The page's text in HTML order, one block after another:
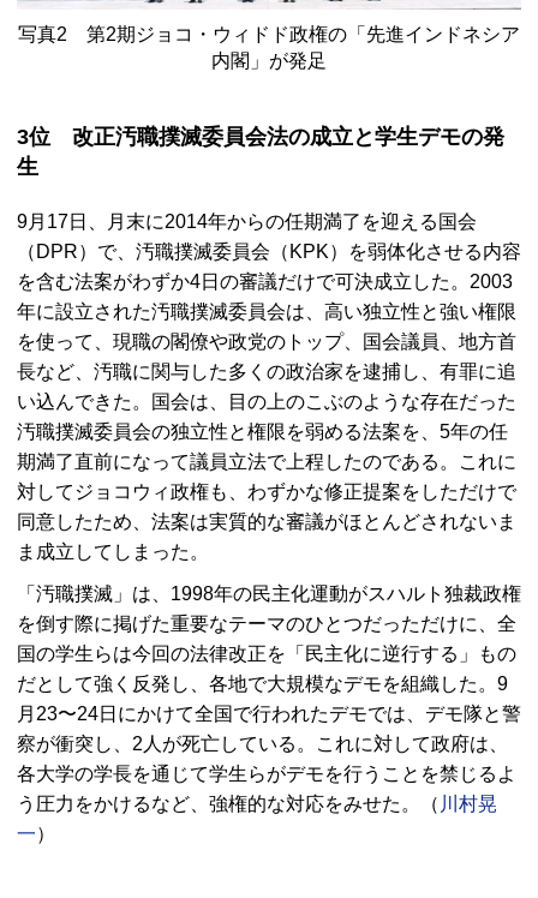
写真2 第2期ジョコ・ウィドド政権の「先進インドネシア
内閣」が発足
3位 改正汚職撲滅委員会法の成立と学生デモの発
生
9月17日、月末に2014年からの任期満了を迎える国会
（DPR）で、汚職撲滅委員会（KPK）を弱体化させる内容
を含む法案がわずか4日の審議だけで可決成立した。2003
年に設立された汚職撲滅委員会は、高い独立性と強い権限
を使って、現職の閣僚や政党のトップ、国会議員、地方首
長など、汚職に関与した多くの政治家を逮捕し、有罪に追
い込んできた。国会は、目の上のこぶのような存在だった
汚職撲滅委員会の独立性と権限を弱める法案を、5年の任
期満了直前になって議員立法で上程したのである。これに
対してジョコウィ政権も、わずかな修正提案をしただけで
同意したため、法案は実質的な審議がほとんどされないま
ま成立してしまった。
「汚職撲滅」は、1998年の民主化運動がスハルト独裁政権
を倒す際に掲げた重要なテーマのひとつだっただけに、全
国の学生らは今回の法律改正を「民主化に逆行する」もの
だとして強く反発し、各地で大規模なデモを組織した。9
月23〜24日にかけて全国で行われたデモでは、デモ隊と警
察が衝突し、2人が死亡している。これに対して政府は、
各大学の学長を通じて学生らがデモを行うことを禁じるよ
う圧力をかけるなど、強権的な対応をみせた。（ 川村晃
一）